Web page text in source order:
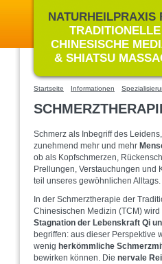
NATURHEILPRAXIS
TRADITIONELLE
CHINESISCHE
& SHIATSU
Startseite Informationen
Schmerz als Inbegriff des
zunehmend mehr und mehr
ob als Kopfschmerzen,
Prellungen, Verstauchungen und
teil unseres gewöhnlichen Alltags.
In der Schmerztherapie der
Chinesischen Medizin (TCM) wird
Stagnation der Lebenskraft Qi
begriffen: aus dieser Perspektive
wenig herkömmliche
bewirken können. Die nervale